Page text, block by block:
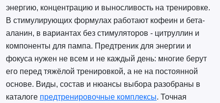
энергию, концентрацию и выносливость на тренировке.
В стимулирующих формулах работают кофеин и бета-
аланин, в вариантах без стимуляторов - цитруллин и
компоненты для пампа. Предтреник для энергии и
фокуса нужен не всем и не каждый день: многие берут
его перед тяжёлой тренировкой, а не на постоянной
основе. Виды, состав и нюансы выбора разобраны в
каталоге предтренировочные комплексы. Точная